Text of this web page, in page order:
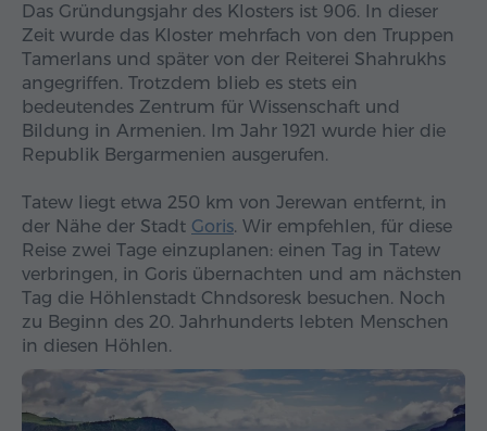
Das Gründungsjahr des Klosters ist 906. In dieser
Zeit wurde das Kloster mehrfach von den Truppen
Tamerlans und später von der Reiterei Shahrukhs
angegriffen. Trotzdem blieb es stets ein
bedeutendes Zentrum für Wissenschaft und
Bildung in Armenien. Im Jahr 1921 wurde hier die
Republik Bergarmenien ausgerufen.
Tatew liegt etwa 250 km von Jerewan entfernt, in
der Nähe der Stadt Goris. Wir empfehlen, für diese
Reise zwei Tage einzuplanen: einen Tag in Tatew
verbringen, in Goris übernachten und am nächsten
Tag die Höhlenstadt Chndsoresk besuchen. Noch
zu Beginn des 20. Jahrhunderts lebten Menschen
in diesen Höhlen.